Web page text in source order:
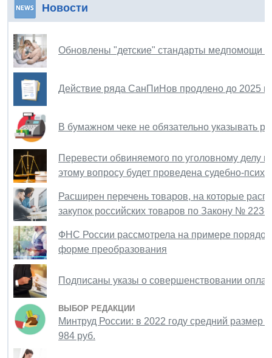
Новости
Обновлены "детские" стандарты медпомощи
Действие ряда СанПиНов продлено до 2025
В бумажном чеке не обязательно указывать
Перевести обвиняемого по уголовному делу
этому вопросу будет проведена судебно-
Расширен перечень товаров, на которые
закупок российских товаров по Закону № 223-
ФНС России рассмотрела на примере порядок
форме преобразования
Подписаны указы о совершенствовании
ВЫБОР РЕДАКЦИИ
Минтруд России: в 2022 году средний размер
984 руб.